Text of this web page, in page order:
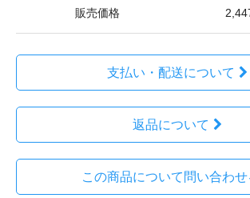
販売価格
支払い・配送について
返品について
この商品について問い合わせ